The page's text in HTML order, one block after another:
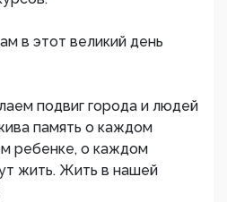
в этот великий день
подвиг города и людей
память о каждом
ребенке, о каждом
жить. Жить в нашей